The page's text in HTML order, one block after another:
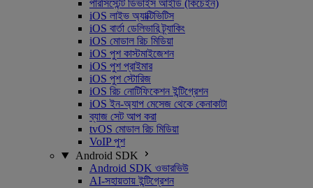
পারসিস্টেন্ট ডিভাইস আইডি (কিচেইন)
iOS লাইভ অ্যাক্টিভিটিস
iOS বার্তা ডেলিভারি ট্র্যাকিং
iOS মোডাল রিচ মিডিয়া
iOS পুশ কাস্টমাইজেশন
iOS পুশ প্রাইমার
iOS পুশ স্টোরিজ
iOS রিচ নোটিফিকেশন ইন্টিগ্রেশন
iOS ইন-অ্যাপ মেসেজ থেকে কেনাকাটা
ব্যাজ সেট আপ করা
tvOS মোডাল রিচ মিডিয়া
VoIP পুশ
Android SDK
Android SDK ওভারভিউ
AI-সহায়তায় ইন্টিগ্রেশন